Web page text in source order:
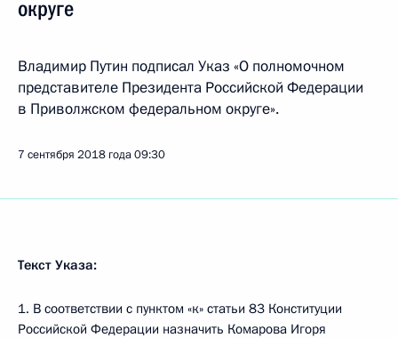
округе
Владимир Путин подписал Указ «О полномочном
представителе Президента Российской Федерации
в Приволжском федеральном округе».
7 сентября 2018 года09:30
Текст Указа:
1. В соответствии с пунктом «к» статьи 83 Конституции
Российской Федерации назначить Комарова Игоря